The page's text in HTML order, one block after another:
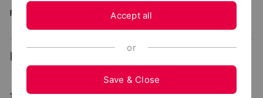
Future Food Factory OWL
10/25/2023
Accept all
or
Save & Close